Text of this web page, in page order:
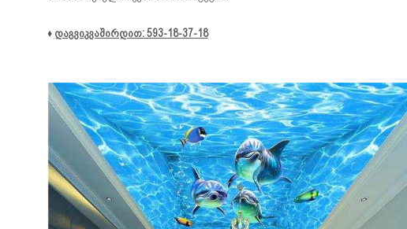
♦ დაგვიკვაშირდით: 593-18-37-18